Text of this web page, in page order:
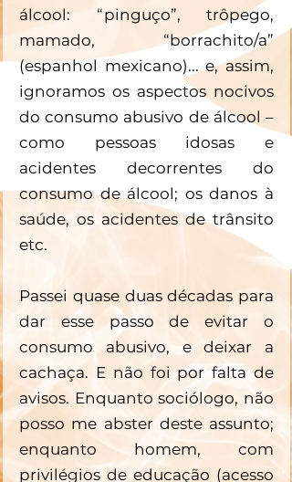
álcool: “pinguço”, trôpego,
mamado, “borrachito/a”
(espanhol mexicano)... e, assim,
ignoramos os aspectos nocivos
do consumo abusivo de álcool –
como pessoas idosas e
acidentes decorrentes do
consumo de álcool; os danos à
saúde, os acidentes de trânsito
etc.
Passei quase duas décadas para
dar esse passo de evitar o
consumo abusivo, e deixar a
cachaça. E não foi por falta de
avisos. Enquanto sociólogo, não
posso me abster deste assunto;
enquanto homem, com
privilégios de educação (acesso